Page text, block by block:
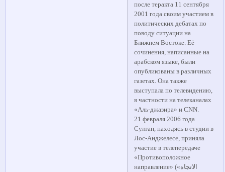
после теракта 11 сентября
2001 года своим участием в
политических дебатах по
поводу ситуации на
Ближнем Востоке. Её
сочинения, написанные на
арабском языке, были
опубликованы в различных
газетах. Она также
выступала по телевидению,
в частности на телеканалах
«Аль-джазира» и CNN.
21 февраля 2006 года
Султан, находясь в студии в
Лос-Анджелесе, приняла
участие в телепередаче
«Противоположное
направление» («الاتجاه